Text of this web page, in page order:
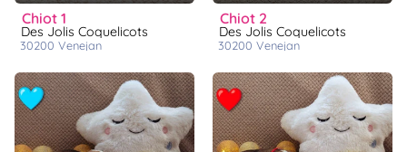
chiot 1
Des Jolis Coquelicots
30200 venejan
chiot 2
Des Jolis Coquelicots
30200 venejan